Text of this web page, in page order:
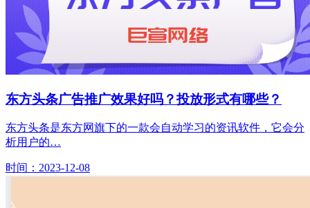
东方头条广告推广效果好吗？投放形式有哪些？
东方头条是东方网旗下的一款会自动学习的资讯软件，它会分
析用户的…
时间：2023-12-08